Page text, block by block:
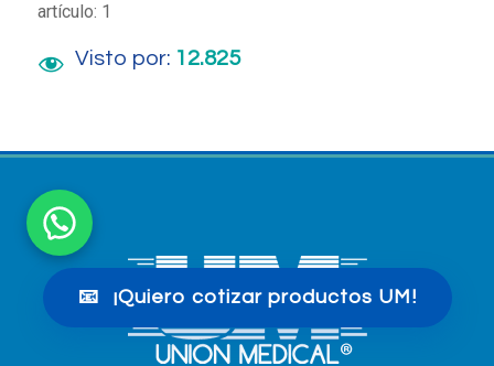
artículo: 1
Visto por: 12.825
📧 ¡Quiero cotizar productos UM!